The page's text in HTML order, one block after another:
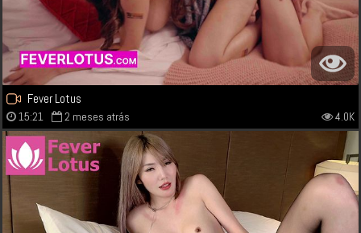
Fever Lotus
15:21 2 meses atrás 4.0K